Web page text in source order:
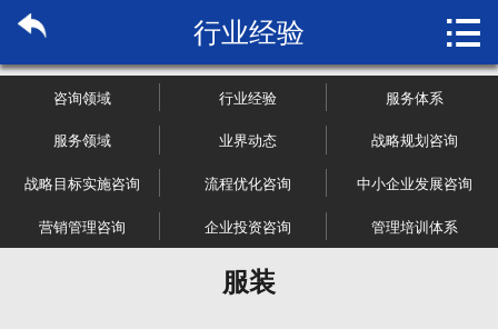
关于博纳
市场研究
管理咨询
行业报告
行业经验 
咨询领域 行业经验 服务体系
服务领域 业界动态 战略规划咨询
战略目标实施咨询 流程优化咨询 中小企业发展咨询
营销管理咨询 企业投资咨询 管理培训体系
服装